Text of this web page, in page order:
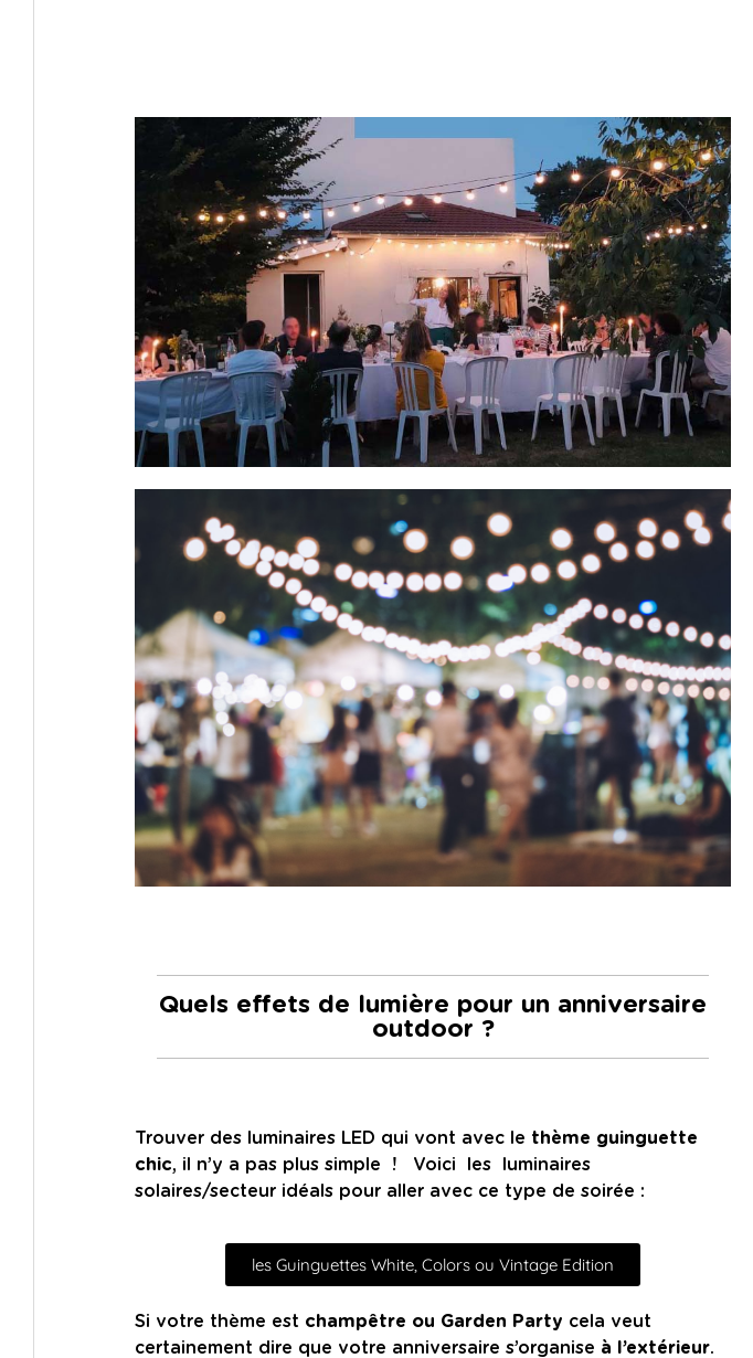
Quels effets de lumière pour un anniversaire
outdoor ?
Trouver des luminaires LED qui vont avec le thème guinguette
chic, il n’y a pas plus simple ! Voici les luminaires
solaires/secteur idéals pour aller avec ce type de soirée :
les Guinguettes White, Colors ou Vintage Edition
Si votre thème est champêtre ou Garden Party cela veut
certainement dire que votre anniversaire s’organise à l’extérieur.